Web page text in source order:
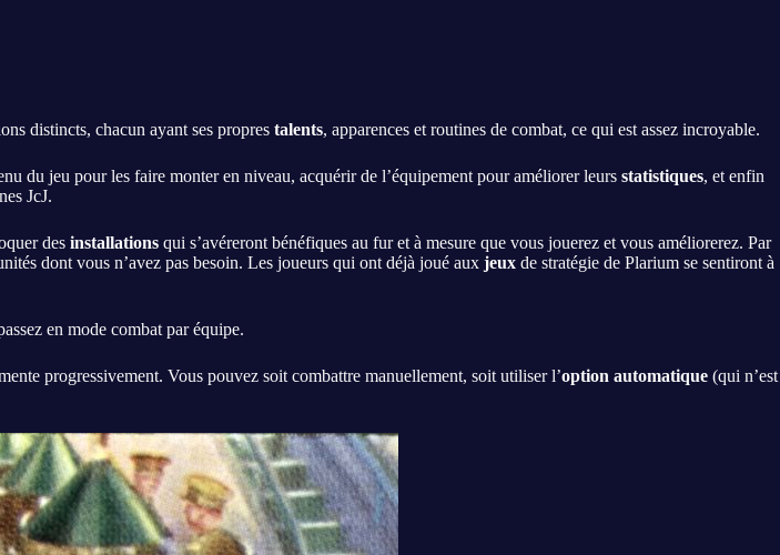
distincts, chacun ayant ses propres talents, apparences et routines de combat, ce qui est assez incroyable.
du jeu pour les faire monter en niveau, acquérir de l’équipement pour améliorer leurs statistiques, et enfin
JcJ.
des installations qui s’avéreront bénéfiques au fur et à mesure que vous jouerez et vous améliorerez. Par
dont vous n’avez pas besoin. Les joueurs qui ont déjà joué aux jeux de stratégie de Plarium se sentiront à
en mode combat par équipe.
progressivement. Vous pouvez soit combattre manuellement, soit utiliser l’option automatique (qui n’est